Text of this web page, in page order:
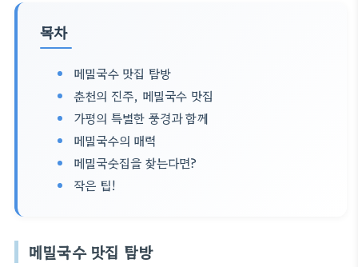
목차
메밀국수 맛집 탐방
춘천의 진주, 메밀국수 맛집
가평의 특별한 풍경과 함께
메밀국수의 매력
메밀국숫집을 찾는다면?
작은 팁!
메밀국수 맛집 탐방